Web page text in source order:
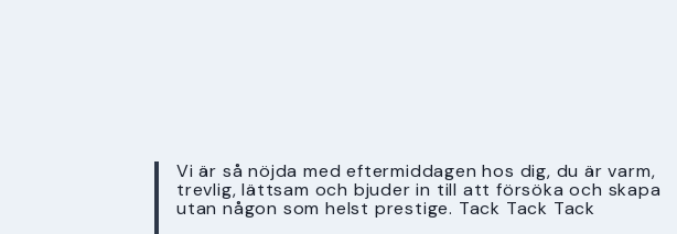
Vi är så nöjda med eftermiddagen hos dig, du är varm,
trevlig, lättsam och bjuder in till att försöka och skapa
utan någon som helst prestige. Tack Tack Tack